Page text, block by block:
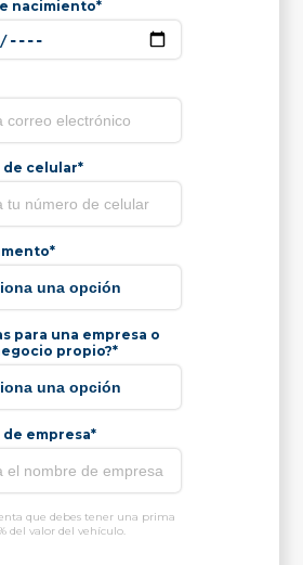
nacimiento*
de celular*
para una empresa o
propio?*
de empresa*
que debes tener una prima
del valor del vehículo.